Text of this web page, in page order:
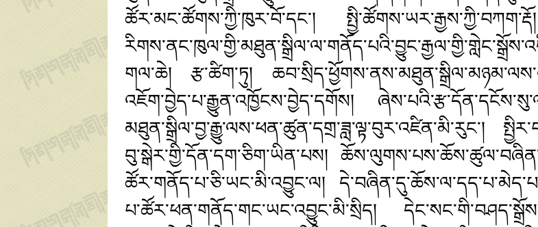
ཚོར་མང་ཚོགས་ཀྱི་ཁུར་བོ་དང་།
གལ་ཆེ། རྩ་ཚིག་ཏུ།
འཇོག་བྱེད་པ་རྒྱུན་འཁྱོངས་བྱེད་དགོས།
མཐུན་སྒྲིལ་བྱ་རྒྱུ་ལས་ཕན་ཚུན་དགྲ་ཟླ་ལྟ་བུར་འཛིན་མི་རུང་།
བུ་སྒེར་གྱི་དོན་དག་ཅིག་ཡིན་པས།
ཚོར་གནོད་པ་ཅི་ཡང་མི་འབྱུང་ལ།
པ་ཚོར་ཕན་གནོད་གང་ཡང་འབྱུང་མི་སྲིད།